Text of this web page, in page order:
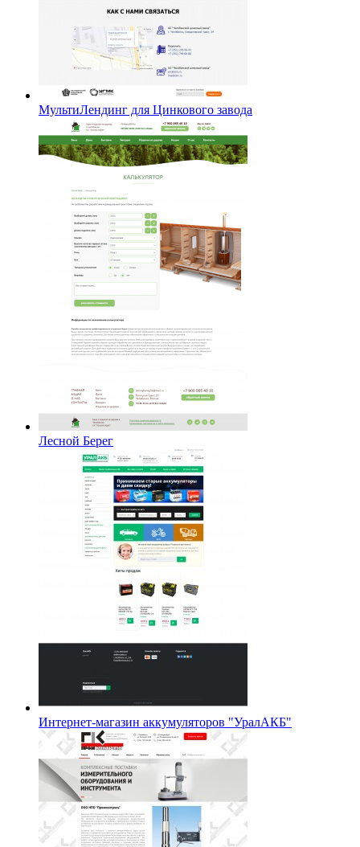
МультиЛендинг для Цинкового завода
Лесной Берег
Интернет-магазин аккумуляторов "УралАКБ"